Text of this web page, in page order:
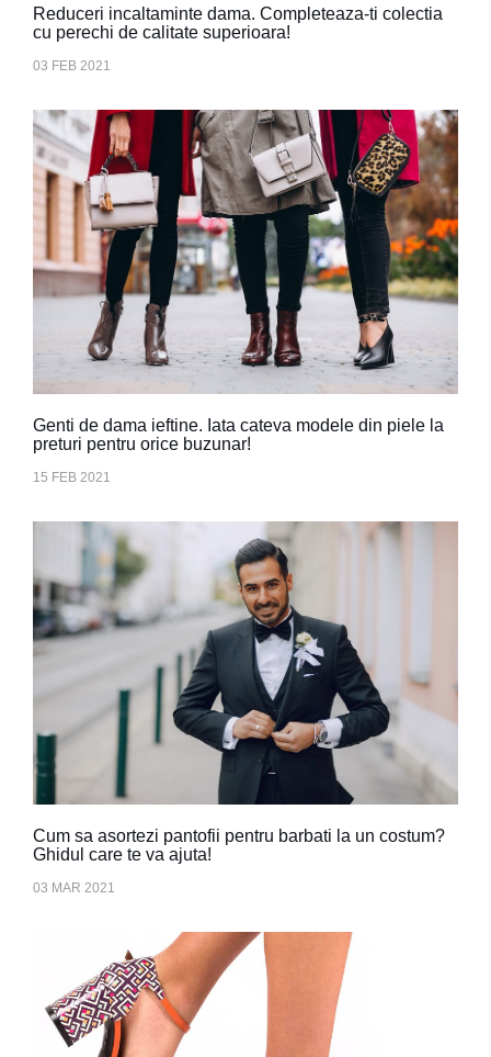
Reduceri incaltaminte dama. Completeaza-ti colectia
cu perechi de calitate superioara!
03 FEB 2021
Genti de dama ieftine. Iata cateva modele din piele la
preturi pentru orice buzunar!
15 FEB 2021
Cum sa asortezi pantofii pentru barbati la un costum?
Ghidul care te va ajuta!
03 MAR 2021